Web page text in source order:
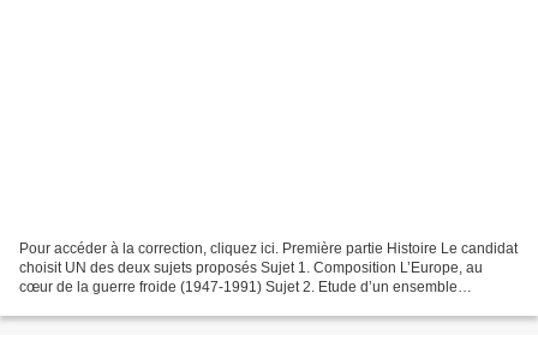
Pour accéder à la correction, cliquez ici. Première partie Histoire Le candidat
choisit UN des deux sujets proposés Sujet 1. Composition L’Europe, au
cœur de la guerre froide (1947-1991) Sujet 2. Etude d’un ensemble